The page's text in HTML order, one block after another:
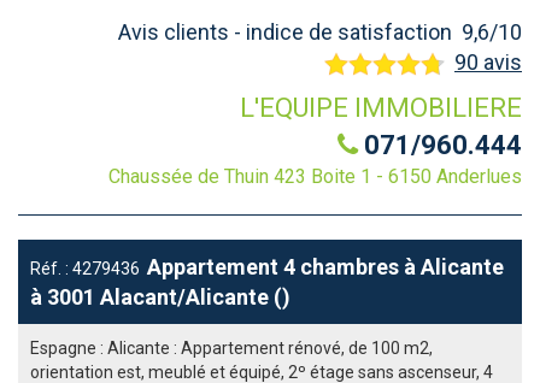
Avis clients - indice de satisfaction 9,6/10
90 avis
L'EQUIPE IMMOBILIERE
071/960.444
Chaussée de Thuin 423 Boite 1 - 6150 Anderlues
Réf. : 4279436 Appartement 4 chambres à Alicante
à 3001 Alacant/Alicante ()
Espagne : Alicante : Appartement rénové, de 100 m2,
orientation est, meublé et équipé, 2º étage sans ascenseur, 4